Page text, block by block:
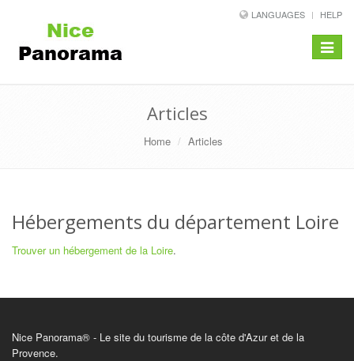
LANGUAGES HELP
Toggle
Articles
Home Articles
Hébergements du département Loire
Trouver un hébergement de la Loire.
Nice Panorama® - Le site du tourisme de la côte d'Azur et de la
Provence.